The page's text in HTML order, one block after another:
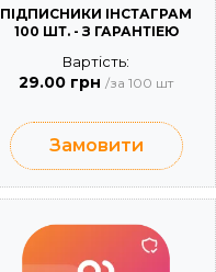
ПІДПИСНИКИ ІНСТАГРАМ
100 ШТ. - З ГАРАНТІЕЮ
Вартість:
29.00 грн /за 100 шт
Замовити